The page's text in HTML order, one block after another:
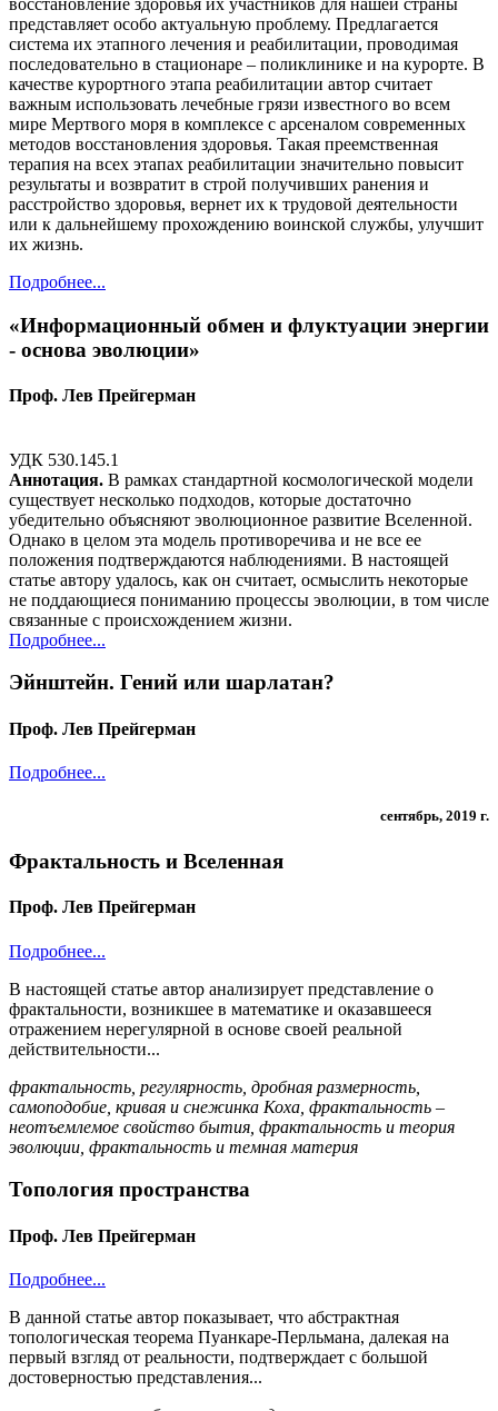
восстановление здоровья их участников для нашей страны
представляет особо актуальную проблему. Предлагается
система их этапного лечения и реабилитации, проводимая
последовательно в стационаре – поликлинике и на курорте. В
качестве курортного этапа реабилитации автор считает
важным использовать лечебные грязи известного во всем
мире Мертвого моря в комплексе с арсеналом современных
методов восстановления здоровья. Такая преемственная
терапия на всех этапах реабилитации значительно повысит
результаты и возвратит в строй получивших ранения и
расстройство здоровья, вернет их к трудовой деятельности
или к дальнейшему прохождению воинской службы, улучшит
их жизнь.
Подробнее...
«Информационный обмен и флуктуации энергии
- основа эволюции»
Проф. Лев Прейгерман
УДК 530.145.1
Аннотация. В рамках стандартной космологической модели
существует несколько подходов, которые достаточно
убедительно объясняют эволюционное развитие Вселенной.
Однако в целом эта модель противоречива и не все ее
положения подтверждаются наблюдениями. В настоящей
статье автору удалось, как он считает, осмыслить некоторые
не поддающиеся пониманию процессы эволюции, в том числе
связанные с происхождением жизни.
Подробнее...
Эйнштейн. Гений или шарлатан?
Проф. Лев Прейгерман
Подробнее...
сентябрь, 2019 г.
Фрактальность и Вселенная
Проф. Лев Прейгерман
Подробнее...
В настоящей статье автор анализирует представление о
фрактальности, возникшее в математике и оказавшееся
отражением нерегулярной в основе своей реальной
действительности...
фрактальность, регулярность, дробная размерность,
самоподобие, кривая и снежинка Коха, фрактальность –
неотъемлемое свойство бытия, фрактальность и теория
эволюции, фрактальность и темная материя
Топология пространства
Проф. Лев Прейгерман
Подробнее...
В данной статье автор показывает, что абстрактная
топологическая теорема Пуанкаре-Перльмана, далекая на
первый взгляд от реальности, подтверждает с большой
достоверностью представления...